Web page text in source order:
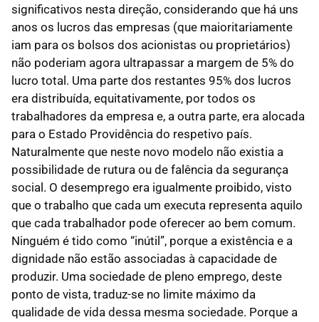
significativos nesta direção, considerando que há uns
anos os lucros das empresas (que maioritariamente
iam para os bolsos dos acionistas ou proprietários)
não poderiam agora ultrapassar a margem de 5% do
lucro total. Uma parte dos restantes 95% dos lucros
era distribuída, equitativamente, por todos os
trabalhadores da empresa e, a outra parte, era alocada
para o Estado Providência do respetivo país.
Naturalmente que neste novo modelo não existia a
possibilidade de rutura ou de falência da segurança
social. O desemprego era igualmente proibido, visto
que o trabalho que cada um executa representa aquilo
que cada trabalhador pode oferecer ao bem comum.
Ninguém é tido como “inútil”, porque a existência e a
dignidade não estão associadas à capacidade de
produzir. Uma sociedade de pleno emprego, deste
ponto de vista, traduz-se no limite máximo da
qualidade de vida dessa mesma sociedade. Porque a